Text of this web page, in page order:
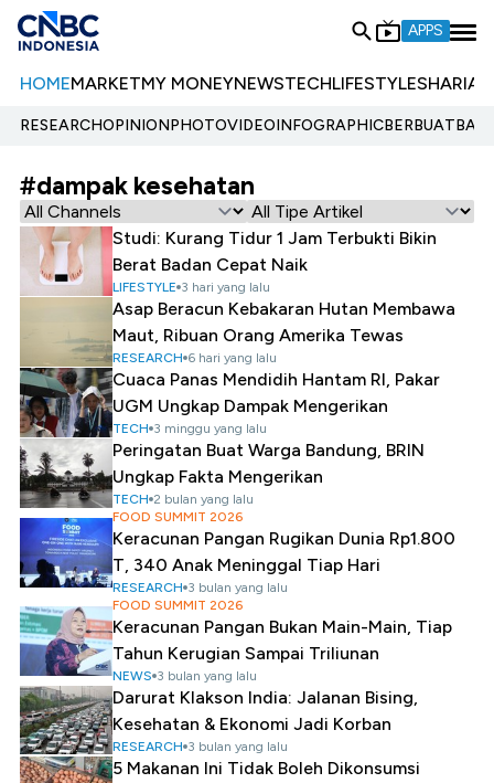
APPS
HOMEMARKETMY MONEYNEWSTECHLIFESTYLESHARIA
RESEARCHOPINIONPHOTOVIDEOINFOGRAPHIC
#dampak kesehatan
Studi: Kurang Tidur 1 Jam Terbukti Bikin
Berat Badan Cepat Naik
LIFESTYLE 3 hari yang lalu
Asap Beracun Kebakaran Hutan Membawa
Maut, Ribuan Orang Amerika Tewas
RESEARCH 6 hari yang lalu
Cuaca Panas Mendidih Hantam RI, Pakar
UGM Ungkap Dampak Mengerikan
TECH 3 minggu yang lalu
Peringatan Buat Warga Bandung, BRIN
Ungkap Fakta Mengerikan
TECH 2 bulan yang lalu
FOOD SUMMIT 2026
Keracunan Pangan Rugikan Dunia Rp1.800
T, 340 Anak Meninggal Tiap Hari
RESEARCH 3 bulan yang lalu
FOOD SUMMIT 2026
Keracunan Pangan Bukan Main-Main, Tiap
Tahun Kerugian Sampai Triliunan
NEWS 3 bulan yang lalu
Darurat Klakson India: Jalanan Bising,
Kesehatan & Ekonomi Jadi Korban
RESEARCH 3 bulan yang lalu
5 Makanan Ini Tidak Boleh Dikonsumsi